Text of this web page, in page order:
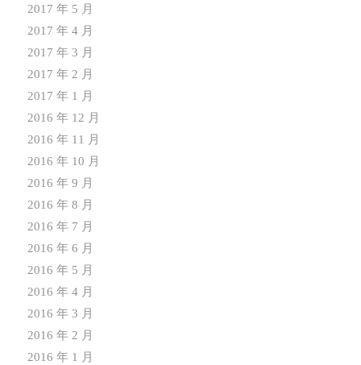
2017 年 5 月
2017 年 4 月
2017 年 3 月
2017 年 2 月
2017 年 1 月
2016 年 12 月
2016 年 11 月
2016 年 10 月
2016 年 9 月
2016 年 8 月
2016 年 7 月
2016 年 6 月
2016 年 5 月
2016 年 4 月
2016 年 3 月
2016 年 2 月
2016 年 1 月